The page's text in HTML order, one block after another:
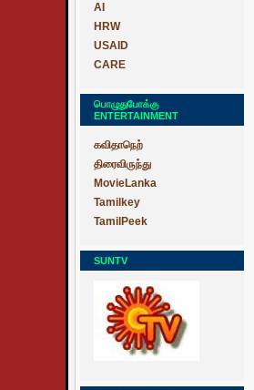
AI
HRW
USAID
CARE
பொழுதுபோக்கு
ENTERTAINMENT
கவிதாநெற்
திரைவிருந்து
MovieLanka
Tamilkey
TamilPeek
SUNTV